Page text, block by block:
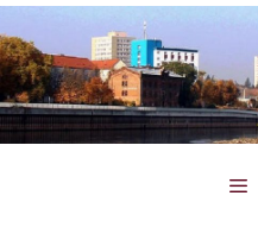
Zum
Inhalt
springen